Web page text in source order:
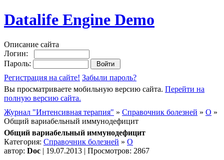
Datalife Engine Demo
Описание сайта
Логин:
Пароль:
Регистрация на сайте! Забыли пароль?
Вы просматриваете мобильную версию сайта. Перейти на
полную версию сайта.
Журнал "Интенсивная терапия" » Справочник болезней » О »
Общий вариабельный иммунодефицит
Общий вариабельный иммунодефицит
Категория: Справочник болезней » О
автор: Doc | 19.07.2013 | Просмотров: 2867